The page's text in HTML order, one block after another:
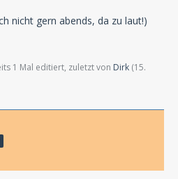
nicht gern abends, da zu laut!)
1 Mal editiert, zuletzt von Dirk (15.